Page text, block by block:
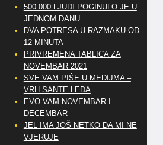
500 000 LJUDI POGINULO JE U
JEDNOM DANU
DVA POTRESA U RAZMAKU OD
12 MINUTA
PRIVREMENA TABLICA ZA
NOVEMBAR 2021
SVE VAM PIŠE U MEDIJMA –
VRH SANTE LEDA
EVO VAM NOVEMBAR I
DECEMBAR
JEL IMA JOŠ NETKO DA MI NE
VJERUJE